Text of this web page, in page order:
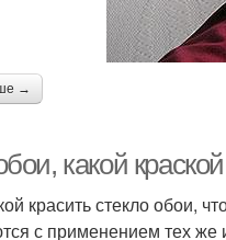
→
какой
красить стекло обои,
с применением тех же